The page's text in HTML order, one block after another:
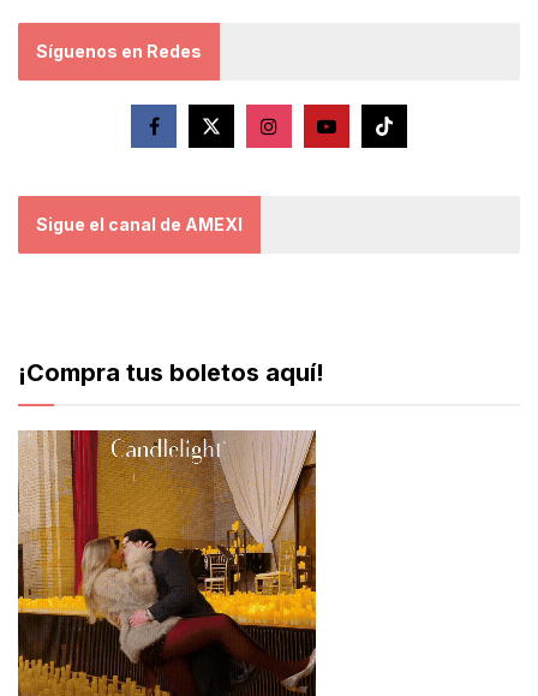
Síguenos en Redes
Sigue el canal de AMEXI
¡Compra tus boletos aquí!